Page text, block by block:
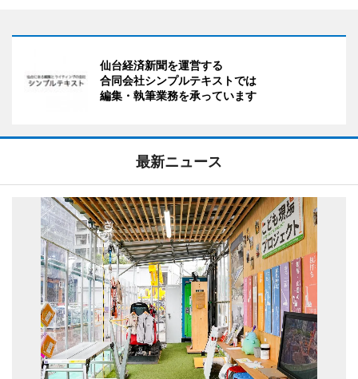
仙台経済新聞を運営する
合同会社シンプルテキストでは
編集・執筆業務を承っています
最新ニュース